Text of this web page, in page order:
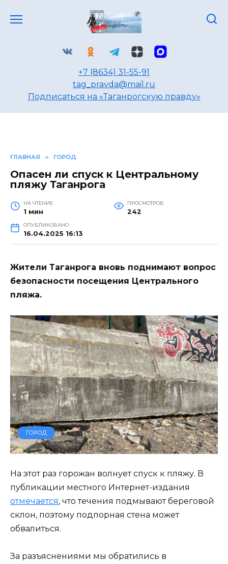
+7 (8634) 31-55-91
tag_pravda@mail.ru
Подписаться на «Таганрогскую правду»
ГЛАВНАЯ » ГОРОД
Опасен ли спуск к Центральному
пляжу Таганрога
НА ЧТЕНИЕ
1 мин
ПРОСМОТРОВ
242
ОПУБЛИКОВАНО
16.04.2025 16:13
Жители Таганрога вновь поднимают вопрос
безопасности посещения Центрального
пляжа.
ГОРОД
На этот раз горожан волнует спуск к пляжу. В
публикации местного Интернет-издания
отмечается, что течения подмывают береговой
склон, поэтому подпорная стена может
обвалиться.
За разъяснениями мы обратились в